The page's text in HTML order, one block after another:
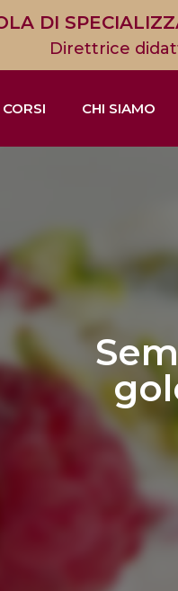
DI
Direttrice
CORSI CHI SIAMO